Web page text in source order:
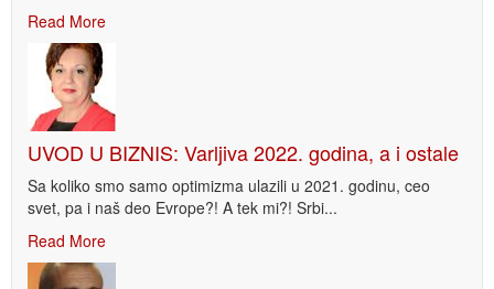
Read More
UVOD U BIZNIS: Varljiva 2022. godina, a i ostale
Sa koliko smo samo optimizma ulazili u 2021. godinu, ceo
svet, pa i naš deo Evrope?! A tek mi?! Srbi...
Read More